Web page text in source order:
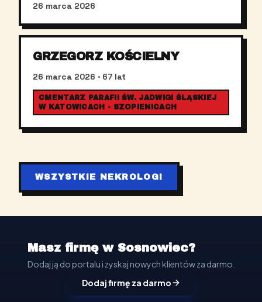
26 marca 2026
GRZEGORZ KOŚCIELNY
26 marca 2026 · 67 lat
CMENTARZ PARAFII ŚW. JADWIGI ŚLĄSKIEJ
W KATOWICACH - SZOPIENICACH
WSZYSTKIE NEKROLOGI
Masz firmę w Sosnowiec?
Dodaj ją do portalu i zyskaj nowych klientów za darmo.
Dodaj firmę za darmo